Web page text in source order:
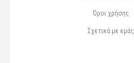
Όροι χρήσης
Σχετικά με εμάς